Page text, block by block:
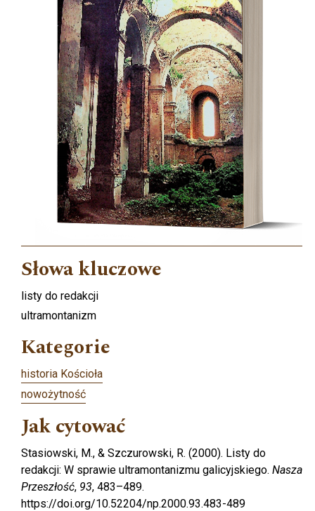
Słowa kluczowe
listy do redakcji
ultramontanizm
Kategorie
historia Kościoła
nowożytność
Jak cytować
Stasiowski, M., & Szczurowski, R. (2000). Listy do
redakcji: W sprawie ultramontanizmu galicyjskiego. Nasza
Przeszłość, 93, 483–489.
https://doi.org/10.52204/np.2000.93.483-489